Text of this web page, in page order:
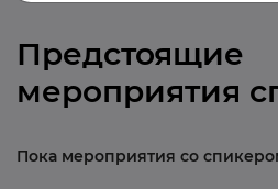
Предстоящие
мероприятия
Пока мероприятия со